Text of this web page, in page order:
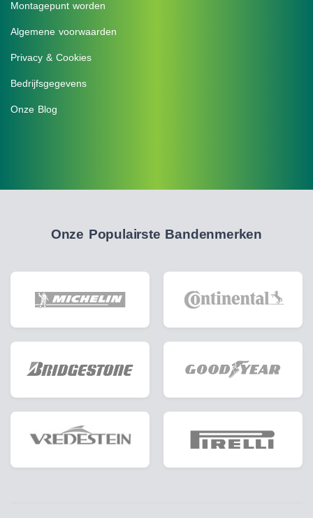
Montagepunt worden
Algemene voorwaarden
Privacy & Cookies
Bedrijfsgegevens
Onze Blog
Onze Populairste Bandenmerken